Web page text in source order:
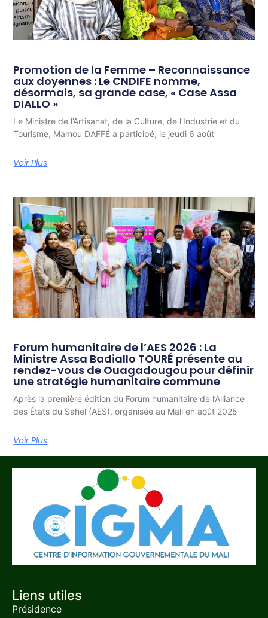
Promotion de la Femme – Reconnaissance
aux doyennes : Le CNDIFE nomme,
désormais, sa grande case, « Case Assa
DIALLO »
Le Ministre de l’Artisanat, de la Culture, de l’Industrie et du
Tourisme, Mamou DAFFÉ a participé, le jeudi 6 août
Voir Plus
Forum humanitaire de l’AES 2026 : La
Ministre Assa Badiallo TOURÉ présente au
rendez-vous de Ouagadougou pour définir
une stratégie humanitaire commune
Après la première édition du Forum humanitaire de l’Alliance
des États du Sahel (AES), organisée au Mali en août 2025
Voir Plus
Liens utiles
Présidence